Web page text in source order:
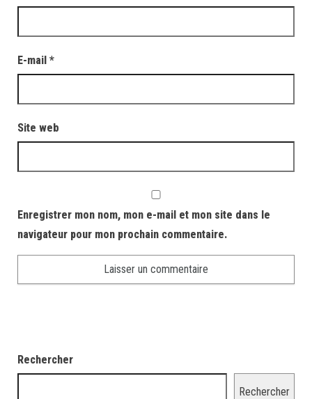
E-mail *
Site web
Enregistrer mon nom, mon e-mail et mon site dans le
navigateur pour mon prochain commentaire.
Rechercher
Rechercher